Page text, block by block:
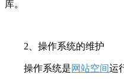
库。
2、操作系统的维护
操作系统是网站空间运